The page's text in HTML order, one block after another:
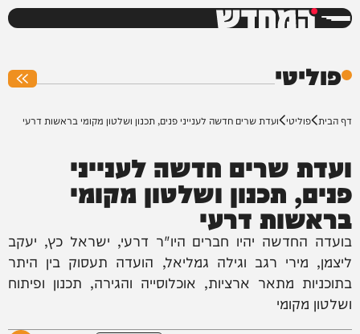
המחדש
פוליטי
דף הבית פוליטי ועדת שרים חדשה לענייני פנים, תכנון ושלטון מקומי בראשות דרעי
ועדת שרים חדשה לענייני
פנים, תכנון ושלטון מקומי
בראשות דרעי
בועדה החדשה יהיו חברים היו"ר דרעי, ישראל כץ, יעקב
ליצמן, מירי רגב וגילה גמליאל, הועדה תעסוק בין היתר
בתוכניות מתאר ארציות, אוכלוסייה והגירה, תכנון ופיתוח
ושלטון מקומי